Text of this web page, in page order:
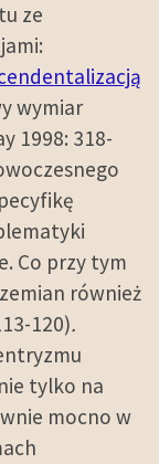
ze
wymiar
1998: 318-
Co przy tym
również
120).
tylko na
mocno w